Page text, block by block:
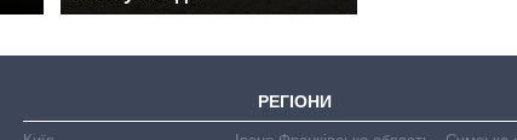
РЕГІОНИ